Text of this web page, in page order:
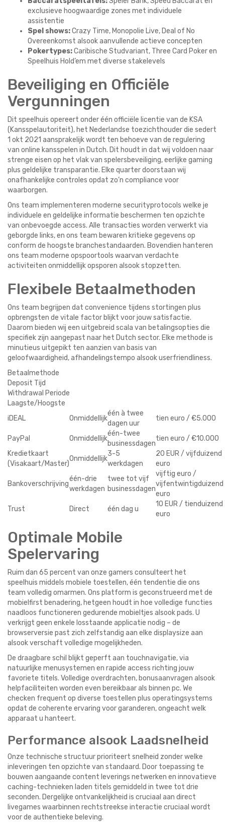
exclusieve hoogwaardige zones met individuele
assistentie
Spel shows:Crazy Time, Monopolie Live, Deal of No
Overeenkomst alsook aanvullende actieve concepten
Pokertypes:Caribische Studvariant, Three Card Poker en
Speelhuis Hold’em met diverse stakelevels
Beveiliging en Officiële
Vergunningen
Dit speelhuis opereert onder één officiële licentie van de KSA
(Kansspelautoriteit), het Nederlandse toezichthouder die sedert
1 okt 2021 aansprakelijk wordt ten behoeve van de regulering
van online kansspelen in Dutch. Dit houdt in dat wij voldoen naar
strenge eisen op het vlak van spelersbeveiliging, eerlijke gaming
plus geldelijke transparantie. Elke quarter doorstaan wij
onafhankelijke controles opdat zo’n compliance voor
waarborgen.
Ons team implementeren moderne securityprotocols welke je
individuele en geldelijke informatie beschermen ten opzichte
van onbevoegde access. Alle transacties worden verwerkt via
geborgde links, en ons team bewaren kritieke gegevens op
conform de hoogste branchestandaarden. Bovendien hanteren
ons team moderne opspoortools waarvan verdachte
activiteiten onmiddellijk opsporen alsook stopzetten.
Flexibele Betaalmethoden
Ons team begrijpen dat convenience tijdens stortingen plus
opbrengsten de vitale factor blijkt voor jouw satisfactie.
Daarom bieden wij een uitgebreid scala van betalingsopties die
specifiek zijn aangepast naar het Dutch sector. Elke methode is
minutieus uitgepikt ten aanzien van basis van
geloofwaardigheid, afhandelingstempo alsook userfriendliness.
Betaalmethode
Deposit Tijd
Withdrawal Periode
Laagste/Hoogste
iDEAL
Onmiddellijk
één à twee
dagen uur
tien euro / €5.000
PayPal Onmiddellijk
één-twee
businessdagen
tien euro / €10.000
Kredietkaart
(Visakaart/Master)
Onmiddellijk
3-5
werkdagen
20 EUR / vijfduizend
euro
Bankoverschrijving
één-drie
werkdagen
twee tot vijf
businessdagen
vijftig euro /
vijfentwintigduizend
euro
Trust
Direct één dag u
10 EUR / tienduizend
euro
Optimale Mobile
Spelervaring
Ruim dan 65 percent van onze gamers consulteert het
speelhuis middels mobiele toestellen, één tendentie die ons
team volledig omarmen. Ons platform is geconstrueerd met de
mobielfirst benadering, hetgeen houdt in hoe volledige functies
naadloos functioneren gedurende mobieltjes alsook pads. U
verkrijgt geen enkele losstaande applicatie nodig – de
browserversie past zich zelfstandig aan elke displaysize aan
alsook verschaft volledige mogelijkheden.
De draagbare schil blijkt geperft aan touchnavigatie, via
natuurlijke menusystemen en rapide access richting jouw
favoriete titels. Volledige overdrachten, bonusaanvragen alsook
helpfaciliteiten worden even bereikbaar als binnen pc. We
checken frequent op diverse toestellen plus operatingsystems
opdat de coherente ervaring voor garanderen, ongeacht welk
apparaat u hanteert.
Performance alsook Laadsnelheid
Onze technische structuur prioriteert snelheid zonder welke
inleveringen ten opzichte van standaard. Door toepassing te
bouwen aangaande content leverings netwerken en innovatieve
caching-technieken laden titels gemiddeld in twee tot drie
seconden. Dergelijke ontvankelijkheid is cruciaal aan direct
livegames waarbinnen rechtstreekse interactie cruciaal wordt
voor de authentieke beleving.